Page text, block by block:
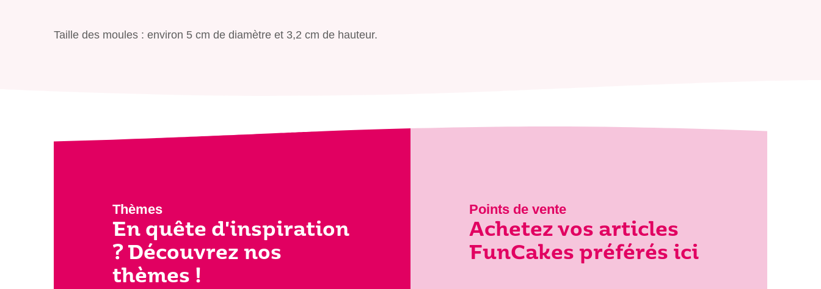
Taille des moules : environ 5 cm de diamètre et 3,2 cm de hauteur.
Thèmes
En quête d'inspiration
? Découvrez nos
thèmes !
Points de vente
Achetez vos articles
FunCakes préférés ici